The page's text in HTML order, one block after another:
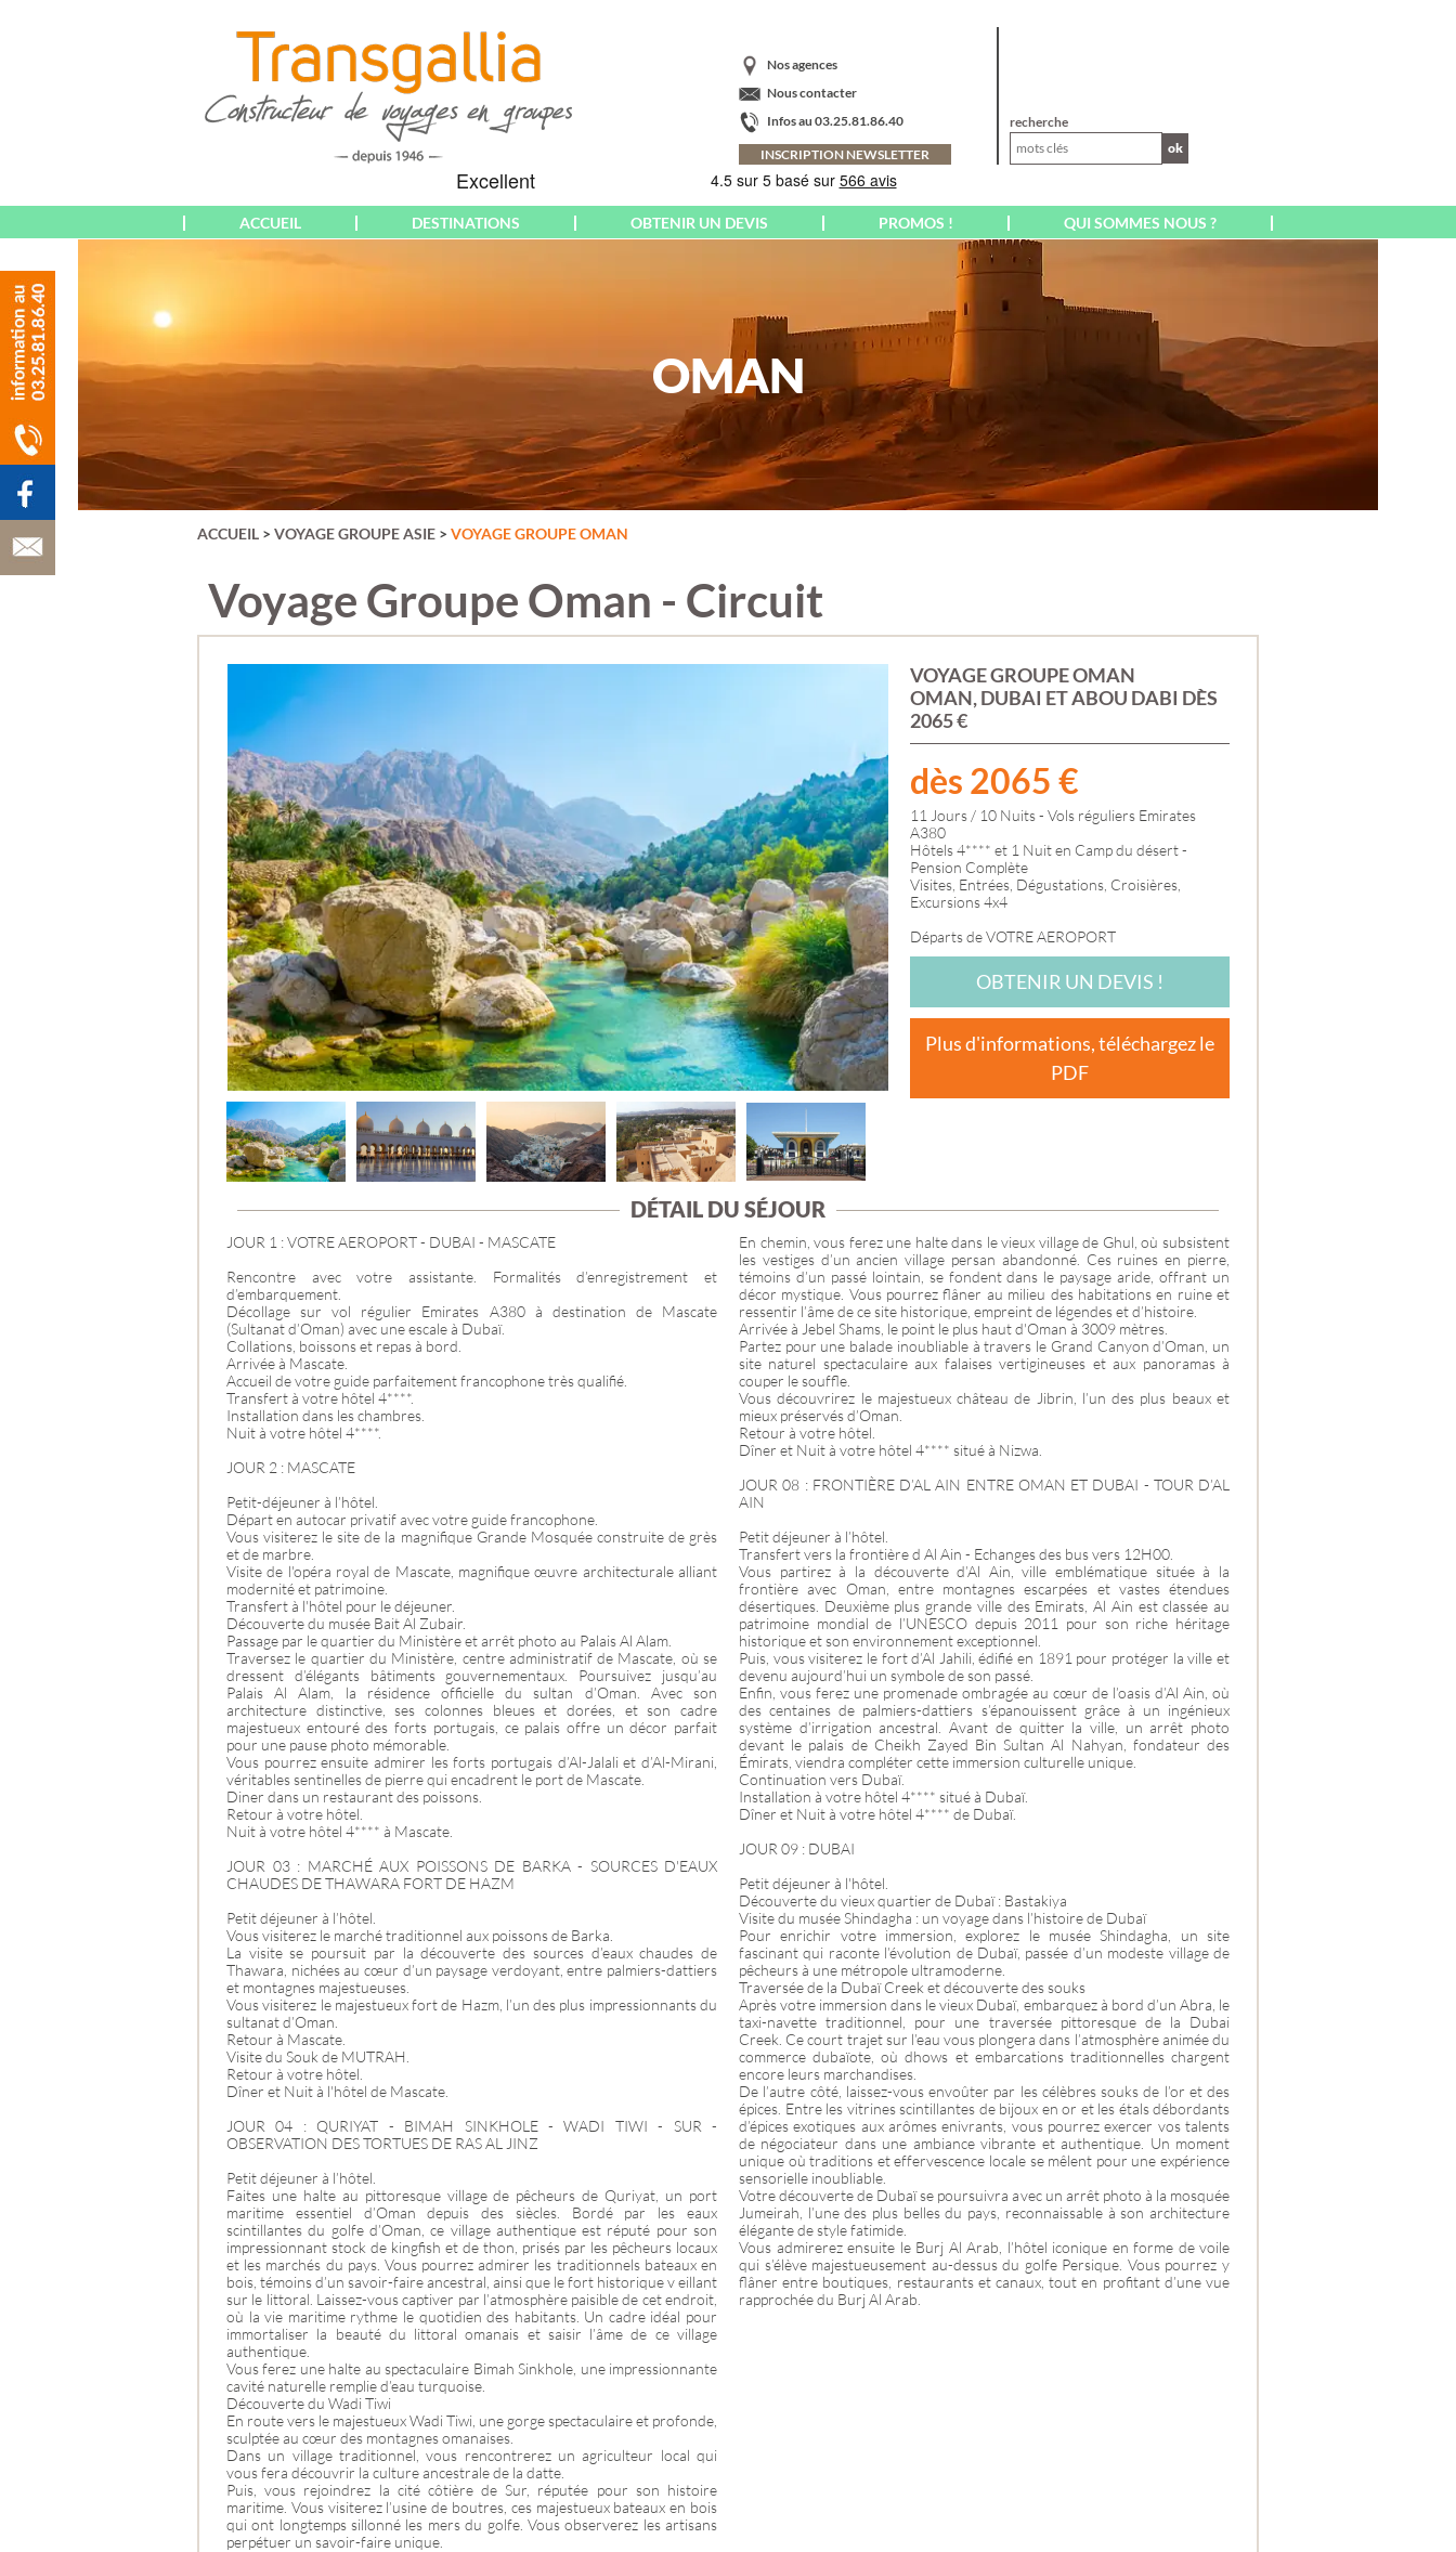
Nos agences
Nous contacter
Infos au 03.25.81.86.40
INSCRIPTION NEWSLETTER
recherche
ok
ACCUEIL DESTINATIONS
CROISIÈRE
PARTICULIERS
(DÉPARTS AUBE &
VATRY)
ANGLETERRE
ATHÈNES
AUTRICHE & TYROL
AUVERGNE
AÇORES
BAIE DE SOMME
BERLIN
BORDEAUX &
VIGNOBLE
CARNAVAL DE NICE
CARNAVAL DE
VENISE
CATALOGNE
CHAMPAGNE
CHYPRE
CHÂTEAUX DE LA
LOIRE
CINQUE TERRE
COPENHAGUE
CORFOU
CORSE
CROATIE
EXPOSITION
FUERTEVENTURA
FUTUROSCOPE
FÊTE DES LUMIÈRES
LYON
ILE DE KOS
IRLANDE
ISLANDE
MACÉDOINE
MALTE
MARCHÉS DE NOËL
MONT SAINT
MICHEL
MONTÉNÉGRO
NORVÈGE
PARC ASTÉRIX
PAYS BALTES
PAYS BASQUE
PAYS DE GALLES
CORNOUAILLES
POLOGNE
PONTS MAI-JUIN
PORT AVENTURA
PORTUGAL
POUILLES
PRAGUE &
TCHÉQUIE
ROME
ROUMANIE
SAINT JACQUES DE
STOCKHOLM
SUISSE
SUÈDE
TENERIFE
THALASSO
TOSCANE
TOULOUSE
TURQUIE
ZOO DE BEAUVAL
BAHAMAS
BRÉSIL
COLOMBIE
COSTA RICA
CUBA
EQUATEUR &
GALAPAGOS
ETATS-UNIS USA
GUADELOUPE
GUATEMALA
DOMINICAINE
FRANCE
AUVERGNE-
RHÔNE-ALPES
BOURGOGNE-
FRANCHE-COMTÉ
BRETAGNE
CENTRE-VAL-DE-
LOIRE
GRAND-EST
HAUTS-DE-FRANCE
NORMANDIE
NOUVELLE-
AQUITAINE
OCCITANIE
PAYS-DE-LA-LOIRE
PROVENCE-ALPES-
CÔTE D'AZUR
ÎLE DE FRANCE
AFRIQUE
AFRIQUE DU SUD
CAP VERT SAL BOA
MARRAKECH
SÉNÉGAL
TANZANIE
CAMBODGE
CHINE
DUBAÏ
INDE
INDONÉSIE
IRAN
JAPON
JORDANIE
OUZBÉKISTAN
VIETNAM
OBTENIR UN DEVIS PROMOS ! QUI SOMMES NOUS ?
OMAN
ACCUEIL > VOYAGE GROUPE ASIE > VOYAGE GROUPE OMAN
Voyage Groupe Oman - Circuit
VOYAGE GROUPE OMAN
OMAN, DUBAI ET ABOU DABI DÈS
2065 €
dès 2065 €
11 Jours / 10 Nuits - Vols réguliers Emirates
A380
Hôtels 4**** et 1 Nuit en Camp du désert -
Pension Complète
Visites, Entrées, Dégustations, Croisières,
Excursions 4x4
Départs de VOTRE AEROPORT
OBTENIR UN DEVIS !
Plus d'informations, téléchargez le
PDF
DÉTAIL DU SÉJOUR
JOUR 1 : VOTRE AEROPORT - DUBAI - MASCATE
Rencontre avec votre assistante. Formalités d’enregistrement et
d’embarquement.
Décollage sur vol régulier Emirates A380 à destination de Mascate
(Sultanat d’Oman) avec une escale à Dubaï.
Collations, boissons et repas à bord.
Arrivée à Mascate.
Accueil de votre guide parfaitement francophone très qualifié.
Transfert à votre hôtel 4****.
Installation dans les chambres.
Nuit à votre hôtel 4****.
JOUR 2 : MASCATE
Petit-déjeuner à l’hôtel.
Départ en autocar privatif avec votre guide francophone.
Vous visiterez le site de la magnifique Grande Mosquée construite de grès
et de marbre.
Visite de l'opéra royal de Mascate, magnifique œuvre architecturale alliant
modernité et patrimoine.
Transfert à l'hôtel pour le déjeuner.
Découverte du musée Bait Al Zubair.
Passage par le quartier du Ministère et arrêt photo au Palais Al Alam.
Traversez le quartier du Ministère, centre administratif de Mascate, où se
dressent d’élégants bâtiments gouvernementaux. Poursuivez jusqu’au
Palais Al Alam, la résidence officielle du sultan d’Oman. Avec son
architecture distinctive, ses colonnes bleues et dorées, et son cadre
majestueux entouré des forts portugais, ce palais offre un décor parfait
pour une pause photo mémorable.
Vous pourrez ensuite admirer les forts portugais d’Al-Jalali et d’Al-Mirani,
véritables sentinelles de pierre qui encadrent le port de Mascate.
Diner dans un restaurant des poissons.
Retour à votre hôtel.
Nuit à votre hôtel 4**** à Mascate.
JOUR 03 : MARCHÉ AUX POISSONS DE BARKA - SOURCES D'EAUX
CHAUDES DE THAWARA FORT DE HAZM
Petit déjeuner à l’hôtel.
Vous visiterez le marché traditionnel aux poissons de Barka.
La visite se poursuit par la découverte des sources d’eaux chaudes de
Thawara, nichées au cœur d’un paysage verdoyant, entre palmiers-dattiers
et montagnes majestueuses.
Vous visiterez le majestueux fort de Hazm, l’un des plus impressionnants du
sultanat d’Oman.
Retour à Mascate.
Visite du Souk de MUTRAH.
Retour à votre hôtel.
Dîner et Nuit à l'hôtel de Mascate.
JOUR 04 : QURIYAT - BIMAH SINKHOLE - WADI TIWI - SUR -
OBSERVATION DES TORTUES DE RAS AL JINZ
Petit déjeuner à l’hôtel.
Faites une halte au pittoresque village de pêcheurs de Quriyat, un port
maritime essentiel d’Oman depuis des siècles. Bordé par les eaux
scintillantes du golfe d’Oman, ce village authentique est réputé pour son
impressionnant stock de kingfish et de thon, prisés par les pêcheurs locaux
et les marchés du pays. Vous pourrez admirer les traditionnels bateaux en
bois, témoins d’un savoir-faire ancestral, ainsi que le fort historique v eillant
sur le littoral. Laissez-vous captiver par l’atmosphère paisible de cet endroit,
où la vie maritime rythme le quotidien des habitants. Un cadre idéal pour
immortaliser la beauté du littoral omanais et saisir l’âme de ce village
authentique.
Vous ferez une halte au spectaculaire Bimah Sinkhole, une impressionnante
cavité naturelle remplie d’eau turquoise.
Découverte du Wadi Tiwi
En route vers le majestueux Wadi Tiwi, une gorge spectaculaire et profonde,
sculptée au cœur des montagnes omanaises.
Dans un village traditionnel, vous rencontrerez un agriculteur local qui
vous fera découvrir la culture ancestrale de la datte.
Puis, vous rejoindrez la cité côtière de Sur, réputée pour son histoire
maritime. Vous visiterez l’usine de boutres, ces majestueux bateaux en bois
qui ont longtemps sillonné les mers du golfe. Vous observerez les artisans
perpétuer un savoir-faire unique.
En chemin, vous ferez une halte dans le vieux village de Ghul, où subsistent
les vestiges d’un ancien village persan abandonné. Ces ruines en pierre,
témoins d’un passé lointain, se fondent dans le paysage aride, offrant un
décor mystique. Vous pourrez flâner au milieu des habitations en ruine et
ressentir l’âme de ce site historique, empreint de légendes et d’histoire.
Arrivée à Jebel Shams, le point le plus haut d'Oman à 3009 mètres.
Partez pour une balade inoubliable à travers le Grand Canyon d’Oman, un
site naturel spectaculaire aux falaises vertigineuses et aux panoramas à
couper le souffle.
Vous découvrirez le majestueux château de Jibrin, l’un des plus beaux et
mieux préservés d’Oman.
Retour à votre hôtel.
Dîner et Nuit à votre hôtel 4**** situé à Nizwa.
JOUR 08 : FRONTIÈRE D’AL AIN ENTRE OMAN ET DUBAI - TOUR D’AL
AIN
Petit déjeuner à l’hôtel.
Transfert vers la frontière d Al Ain - Echanges des bus vers 12H00.
Vous partirez à la découverte d’Al Ain, ville emblématique située à la
frontière avec Oman, entre montagnes escarpées et vastes étendues
désertiques. Deuxième plus grande ville des Emirats, Al Ain est classée au
patrimoine mondial de l’UNESCO depuis 2011 pour son riche héritage
historique et son environnement exceptionnel.
Puis, vous visiterez le fort d’Al Jahili, édifié en 1891 pour protéger la ville et
devenu aujourd’hui un symbole de son passé.
Enfin, vous ferez une promenade ombragée au cœur de l’oasis d’Al Ain, où
des centaines de palmiers-dattiers s’épanouissent grâce à un ingénieux
système d’irrigation ancestral. Avant de quitter la ville, un arrêt photo
devant le palais de Cheikh Zayed Bin Sultan Al Nahyan, fondateur des
Émirats, viendra compléter cette immersion culturelle unique.
Continuation vers Dubaï.
Installation à votre hôtel 4**** situé à Dubaï.
Dîner et Nuit à votre hôtel 4**** de Dubaï.
JOUR 09 : DUBAI
Petit déjeuner à l'hôtel.
Découverte du vieux quartier de Dubaï : Bastakiya
Visite du musée Shindagha : un voyage dans l’histoire de Dubaï
Pour enrichir votre immersion, explorez le musée Shindagha, un site
fascinant qui raconte l’évolution de Dubaï, passée d’un modeste village de
pêcheurs à une métropole ultramoderne.
Traversée de la Dubaï Creek et découverte des souks
Après votre immersion dans le vieux Dubaï, embarquez à bord d’un Abra, le
taxi-navette traditionnel, pour une traversée pittoresque de la Dubai
Creek. Ce court trajet sur l’eau vous plongera dans l’atmosphère animée du
commerce dubaïote, où dhows et embarcations traditionnelles chargent
encore leurs marchandises.
De l’autre côté, laissez-vous envoûter par les célèbres souks de l’or et des
épices. Entre les vitrines scintillantes de bijoux en or et les étals débordants
d’épices exotiques aux arômes enivrants, vous pourrez exercer vos talents
de négociateur dans une ambiance vibrante et authentique. Un moment
unique où traditions et effervescence locale se mêlent pour une expérience
sensorielle inoubliable.
Votre découverte de Dubaï se poursuivra avec un arrêt photo à la mosquée
Jumeirah, l’une des plus belles du pays, reconnaissable à son architecture
élégante de style fatimide.
Vous admirerez ensuite le Burj Al Arab, l’hôtel iconique en forme de voile
qui s’élève majestueusement au-dessus du golfe Persique. Vous pourrez y
flâner entre boutiques, restaurants et canaux, tout en profitant d’une vue
rapprochée du Burj Al Arab.